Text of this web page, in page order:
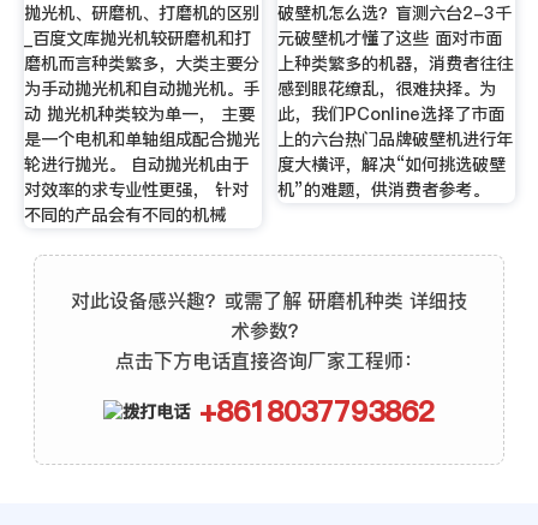
抛光机、研磨机、打磨机的区别
_百度文库抛光机较研磨机和打
磨机而言种类繁多，大类主要分
为手动抛光机和自动抛光机。手
动 抛光机种类较为单一， 主要
是一个电机和单轴组成配合抛光
轮进行抛光。 自动抛光机由于
对效率的求专业性更强， 针对
不同的产品会有不同的机械
破壁机怎么选？盲测六台2-3千
元破壁机才懂了这些 面对市面
上种类繁多的机器，消费者往往
感到眼花缭乱，很难抉择。为
此，我们PConline选择了市面
上的六台热门品牌破壁机进行年
度大横评，解决“如何挑选破壁
机”的难题，供消费者参考。
对此设备感兴趣？或需了解 研磨机种类 详细技
术参数？
点击下方电话直接咨询厂家工程师：
+8618037793862